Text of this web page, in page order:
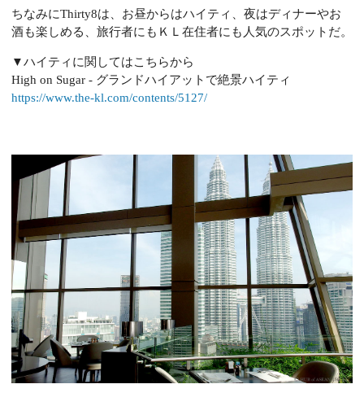
ちなみにThirty8は、お昼からはハイティ、夜はディナーやお
酒も楽しめる、旅行者にもＫＬ在住者にも人気のスポットだ。
▼ハイティに関してはこちらから
High on Sugar - グランドハイアットで絶景ハイティ
https://www.the-kl.com/contents/5127/